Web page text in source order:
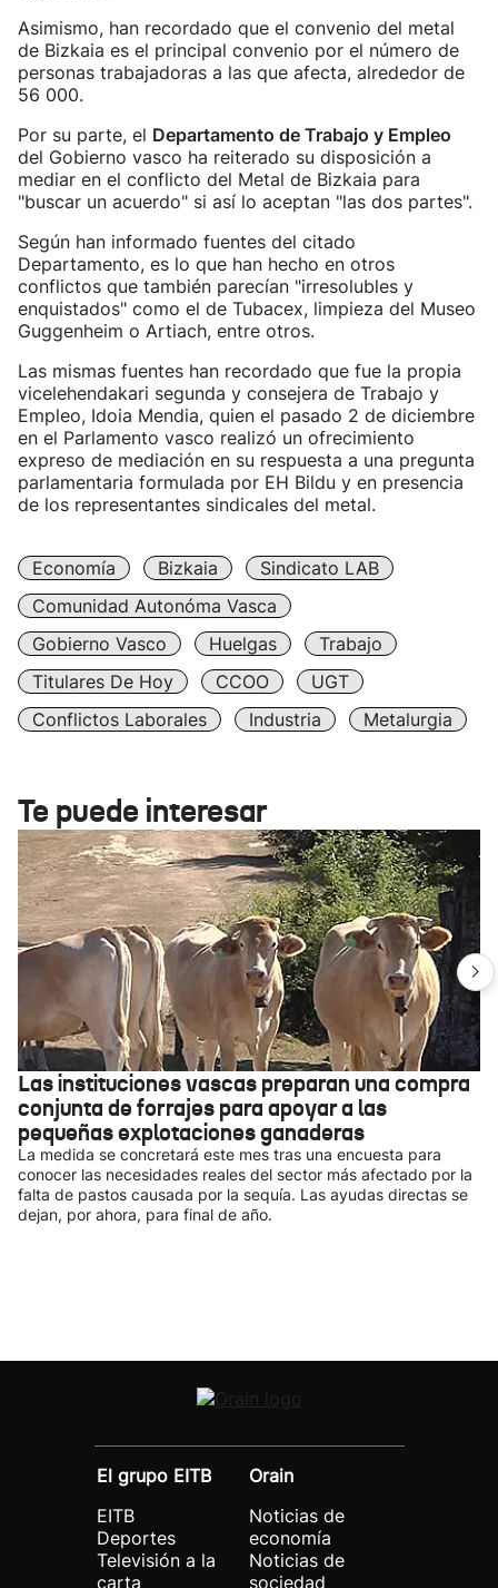
Asimismo, han recordado que el convenio del metal
de Bizkaia es el principal convenio por el número de
personas trabajadoras a las que afecta, alrededor de
56 000.
Por su parte, el Departamento de Trabajo y Empleo
del Gobierno vasco ha reiterado su disposición a
mediar en el conflicto del Metal de Bizkaia para
"buscar un acuerdo" si así lo aceptan "las dos partes".
Según han informado fuentes del citado
Departamento, es lo que han hecho en otros
conflictos que también parecían "irresolubles y
enquistados" como el de Tubacex, limpieza del Museo
Guggenheim o Artiach, entre otros.
Las mismas fuentes han recordado que fue la propia
vicelehendakari segunda y consejera de Trabajo y
Empleo, Idoia Mendia, quien el pasado 2 de diciembre
en el Parlamento vasco realizó un ofrecimiento
expreso de mediación en su respuesta a una pregunta
parlamentaria formulada por EH Bildu y en presencia
de los representantes sindicales del metal.
Economía Bizkaia
Sindicato LAB
Comunidad Autonóma Vasca
Gobierno Vasco
Huelgas
Trabajo
Titulares De Hoy
CCOO
UGT
Conflictos Laborales
Industria Metalurgia
Te puede interesar
Las instituciones vascas preparan una compra
conjunta de forrajes para apoyar a las
pequeñas explotaciones ganaderas
La medida se concretará este mes tras una encuesta para
conocer las necesidades reales del sector más afectado por la
falta de pastos causada por la sequía. Las ayudas directas se
dejan, por ahora, para final de año.
El grupo EITB
EITB
Deportes
Televisión a la
carta
Orain
Noticias de
economía
Noticias de
sociedad